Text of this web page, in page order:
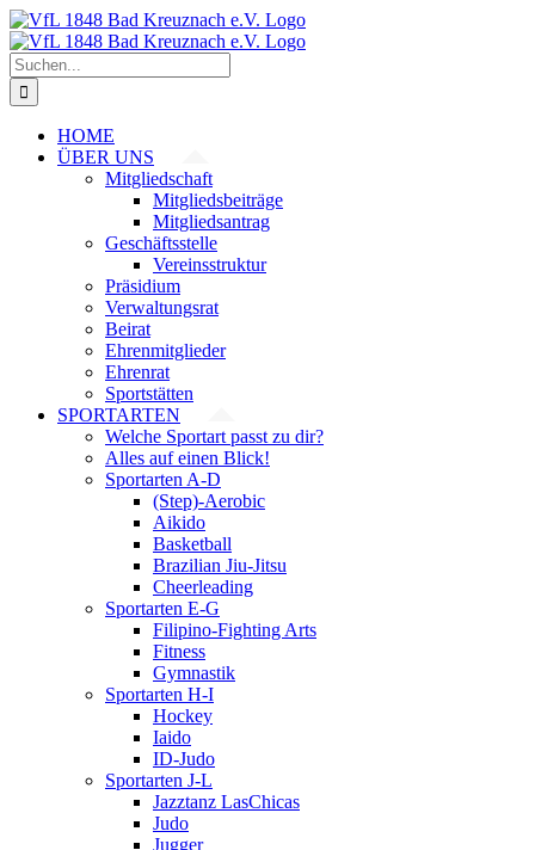
Zum
Inhalt
springen
Suche
nach:
HOME
ÜBER UNS
Mitgliedschaft
Mitgliedsbeiträge
Mitgliedsantrag
Geschäftsstelle
Vereinsstruktur
Präsidium
Verwaltungsrat
Beirat
Ehrenmitglieder
Ehrenrat
Sportstätten
SPORTARTEN
Welche Sportart passt zu dir?
Alles auf einen Blick!
Sportarten A-D
(Step)-Aerobic
Aikido
Basketball
Brazilian Jiu-Jitsu
Cheerleading
Sportarten E-G
Filipino-Fighting Arts
Fitness
Gymnastik
Sportarten H-I
Hockey
Iaido
ID-Judo
Sportarten J-L
Jazztanz LasChicas
Judo
Jugger